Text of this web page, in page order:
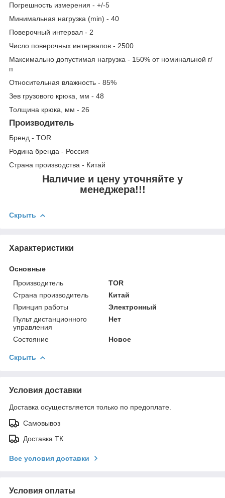
Погрешность измерения - +/-5
Минимальная нагрузка (min) - 40
Поверочный интервал - 2
Число поверочных интервалов - 2500
Максимально допустимая нагрузка - 150% от номинальной г/
п
Относительная влажность - 85%
Зев грузового крюка, мм - 48
Толщина крюка, мм - 26
Производитель
Бренд - TOR
Родина бренда - Россия
Страна производства - Китай
Наличие и цену уточняйте у
менеджера!!!
Скрыть
Характеристики
Основные
Производитель
TOR
Страна производитель
Китай
Принцип работы
Электронный
Пульт дистанционного
управления
Нет
Состояние Новое
Скрыть
Условия доставки
Доставка осуществляется только по предоплате.
Самовывоз
Доставка ТК
Все условия доставки
Условия оплаты